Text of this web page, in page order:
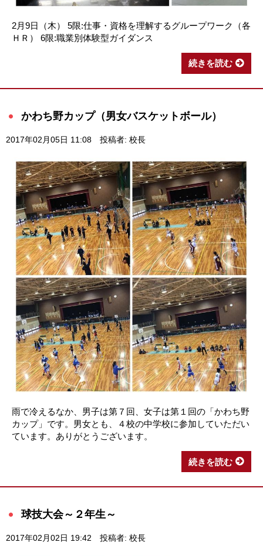
2月9日（木） 5限:仕事・資格を理解するグループワーク（各
ＨＲ） 6限:職業別体験型ガイダンス
続きを読む
かわち野カップ（男女バスケットボール）
2017年02月05日 11:08 投稿者: 校長
雨で冷えるなか、男子は第７回、女子は第１回の「かわち野
カップ」です。男女とも、４校の中学校に参加していただい
ています。ありがとうございます。
続きを読む
球技大会～２年生～
2017年02月02日 19:42 投稿者: 校長